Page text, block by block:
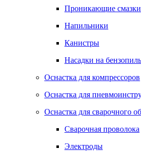
Проникающие смазки
Напильники
Канистры
Насадки на
Оснастка для компрессоров
Оснастка для
Оснастка для сварочного
Сварочная проволока
Электроды